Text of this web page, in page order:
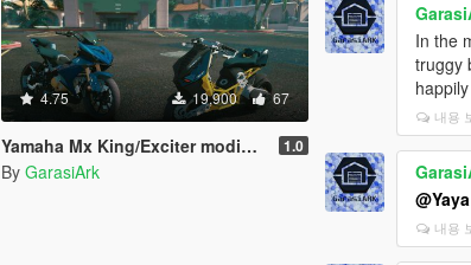
4.75 19,900 67
Yamaha Mx King/Exciter modified [Add-On | Tuning] 1.0
By GarasiArk
In the
truggy
내용
내용